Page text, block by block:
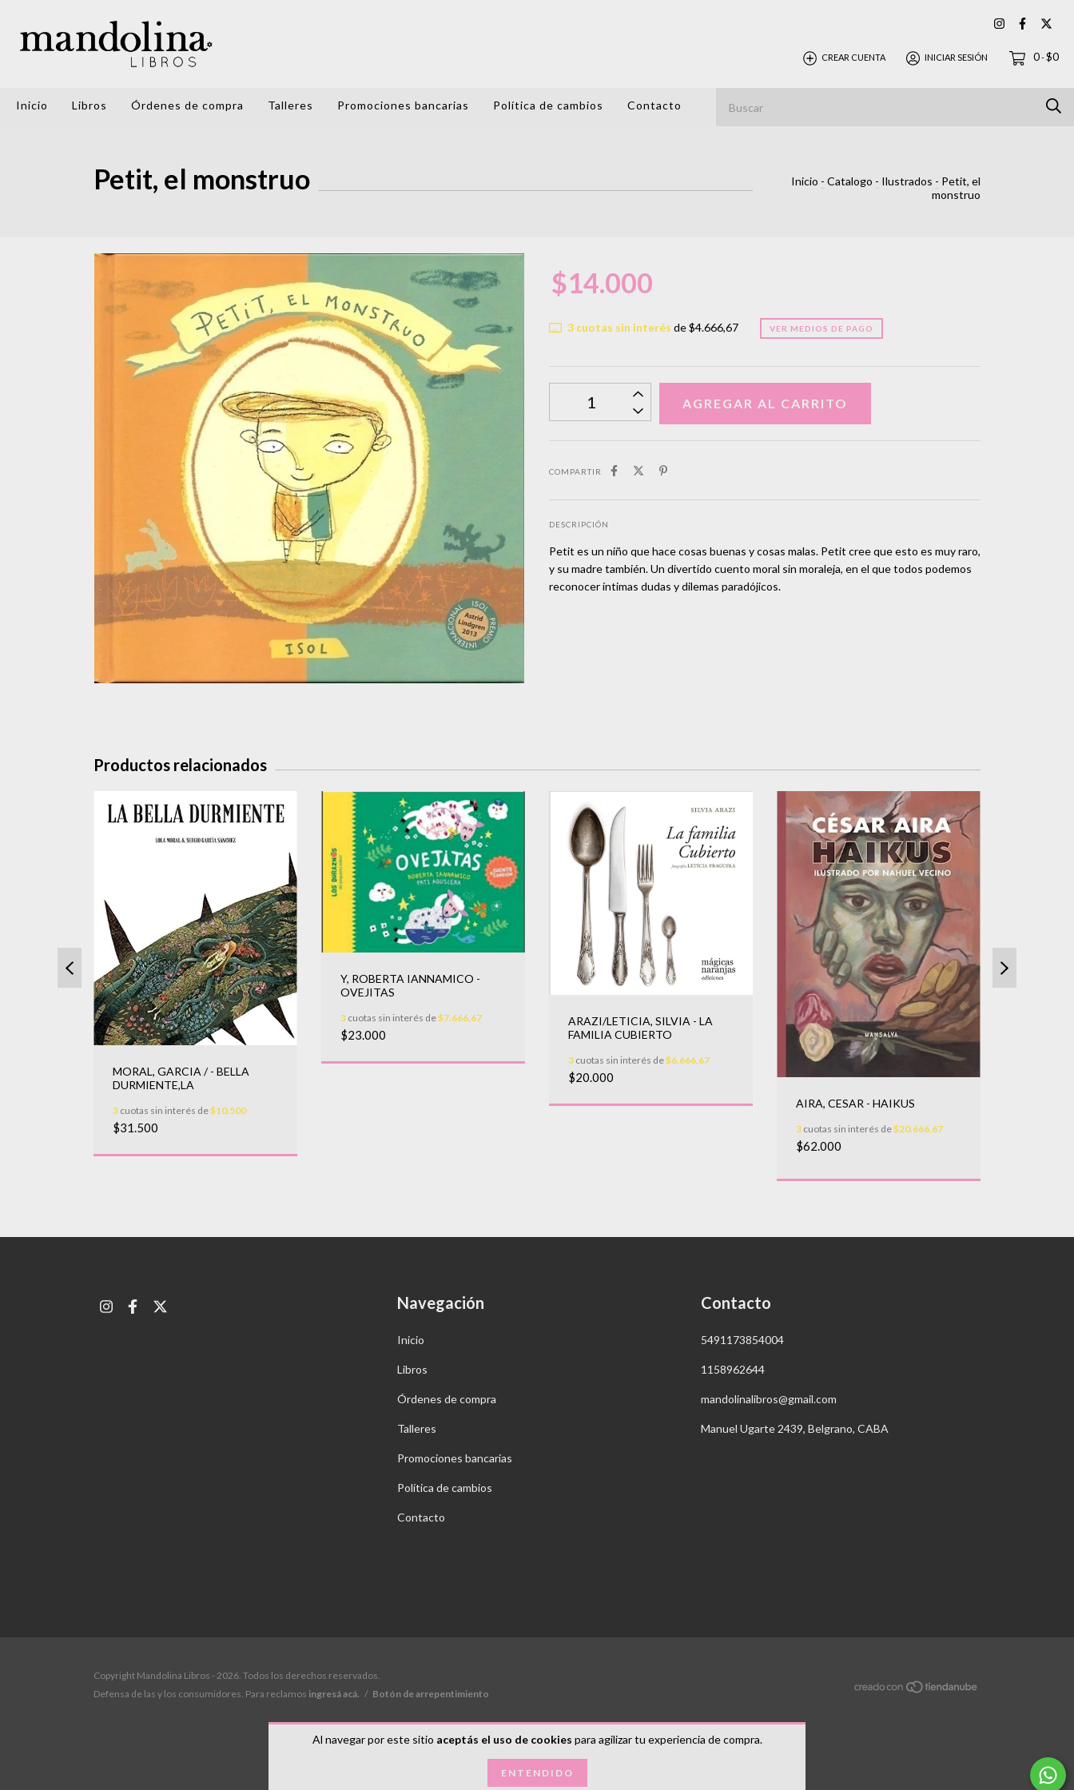
CREAR CUENTA INICIAR SESIÓN 0-$0
Inicio Libros Órdenes de compra Talleres Promociones bancarias Política de cambios Contacto
Al navegar por este sitio aceptás el uso de cookies para agilizar tu experiencia de compra.
ENTENDIDO
Petit, el monstruo Inicio - Catalogo - Ilustrados - Petit, el
monstruo
$14.000
3cuotas sin interés de$4.666,67 VER MEDIOS DE PAGO
COMPARTIR
DESCRIPCIÓN
Petit es un niño que hace cosas buenas y cosas malas. Petit cree que esto es muy raro,
y su madre también. Un divertido cuento moral sin moraleja, en el que todos podemos
reconocer íntimas dudas y dilemas paradójicos.
Productos relacionados
MORAL, GARCIA / - BELLA
DURMIENTE,LA
3 cuotas sin interés de$10.500
$31.500
Y, ROBERTA IANNAMICO -
OVEJITAS
3 cuotas sin interés de$7.666,67
$23.000
ARAZI/LETICIA, SILVIA - LA
FAMILIA CUBIERTO
3 cuotas sin interés de$6.666,67
$20.000
AIRA, CESAR - HAIKUS
3 cuotas sin interés de$20.666,67
$62.000
Navegación
Inicio
Libros
Órdenes de compra
Talleres
Promociones bancarias
Política de cambios
Contacto
Contacto
5491173854004
1158962644
mandolinalibros@gmail.com
Manuel Ugarte 2439, Belgrano, CABA
Copyright Mandolina Libros - 2026. Todos los derechos reservados.
Defensa de las y los consumidores. Para reclamos ingresá acá. / Botón de arrepentimiento